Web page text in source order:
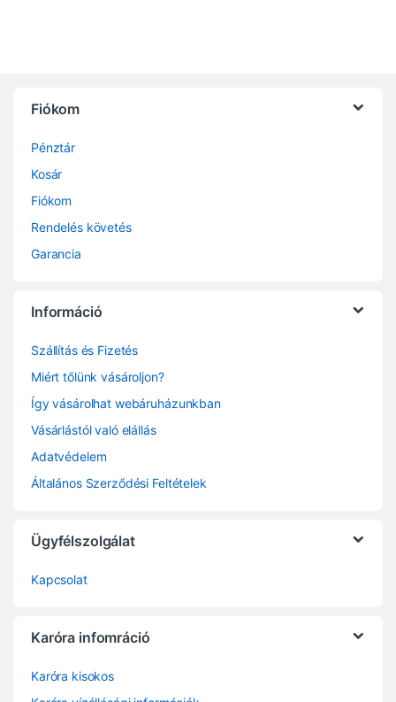
Fiókom
Pénztár
Kosár
Fiókom
Rendelés követés
Garancia
Információ
Szállítás és Fizetés
Miért tőlünk vásároljon?
Így vásárolhat webáruházunkban
Vásárlástól való elállás
Adatvédelem
Általános Szerződési Feltételek
Ügyfélszolgálat
Kapcsolat
Karóra infomráció
Karóra kisokos